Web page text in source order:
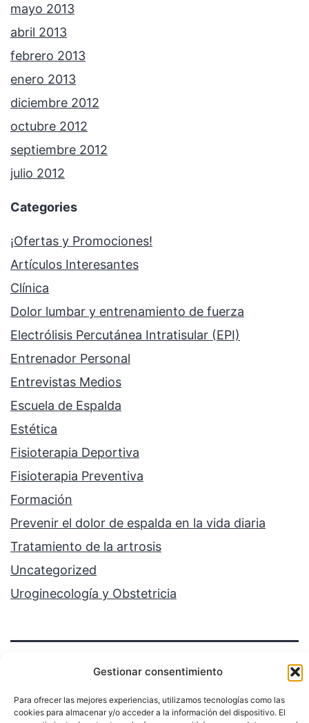
Gestionar consentimiento
Para ofrecer las mejores experiencias, utilizamos tecnologías como las
cookies para almacenar y/o acceder a la información del dispositivo. El
mayo 2013
abril 2013
febrero 2013
enero 2013
diciembre 2012
octubre 2012
septiembre 2012
julio 2012
Categories
¡Ofertas y Promociones!
Artículos Interesantes
Clínica
Dolor lumbar y entrenamiento de fuerza
Electrólisis Percutánea Intratisular (EPI)
Entrenador Personal
Entrevistas Medios
Escuela de Espalda
Estética
Fisioterapia Deportiva
Fisioterapia Preventiva
Formación
Prevenir el dolor de espalda en la vida diaria
Tratamiento de la artrosis
Uncategorized
Uroginecología y Obstetricia